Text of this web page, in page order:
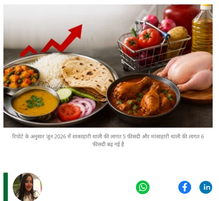
रिपोर्ट के अनुसार जून 2026 में शाकाहारी थाली की लागत 5 फीसदी और मांसाहारी थाली की लागत 6
फीसदी बढ़ गई है